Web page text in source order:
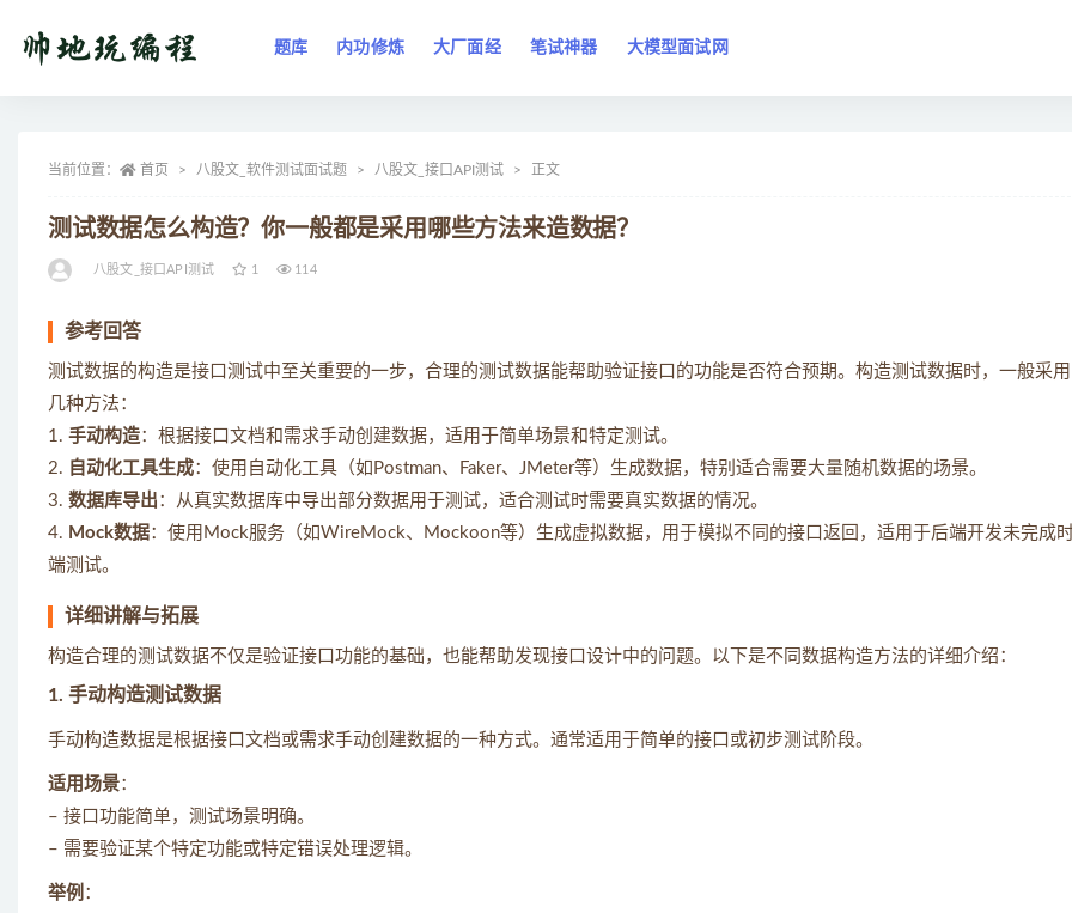
题库 内功修炼 大厂面经 笔试神器 大模型面试网
当前位置： 首页 八股文_软件测试面试题 八股文_接口API测试 正文
测试数据怎么构造？你一般都是采用哪些方法来造数据？
八股文_接口API测试 1 114
参考回答
测试数据的构造是接口测试中至关重要的一步，合理的测试数据能帮助验证接口的功能是否符合预期。构造测试数据时，一般采
几种方法：
1. 手动构造：根据接口文档和需求手动创建数据，适用于简单场景和特定测试。
2. 自动化工具生成：使用自动化工具（如Postman、Faker、JMeter等）生成数据，特别适合需要大量随机数据的场景。
3. 数据库导出 ：从真实数据库中导出部分数据用于测试，适合测试时需要真实数据的情况。
4. Mock数据：使用Mock服务（如WireMock、Mockoon等）生成虚拟数据，用于模拟不同的接口返回，适用于后端开发未完成
端测试。
详细讲解与拓展
构造合理的测试数据不仅是验证接口功能的基础，也能帮助发现接口设计中的问题。以下是不同数据构造方法的详细介绍：
1. 手动构造测试数据
手动构造数据是根据接口文档或需求手动创建数据的一种方式。通常适用于简单的接口或初步测试阶段。
适用场景：
– 接口功能简单，测试场景明确。
– 需要验证某个特定功能或特定错误处理逻辑。
举例 ：